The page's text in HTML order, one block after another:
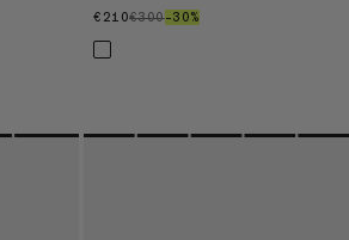
€210€210
€300€300
–30%